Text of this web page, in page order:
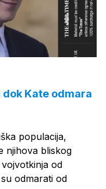
Kate odmara
populacija,
njihova bliskog
od
odmarati od